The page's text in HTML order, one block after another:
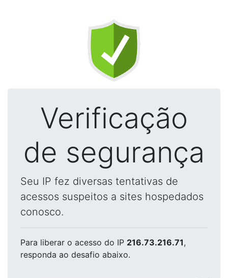
Verificação
de segurança
Seu IP fez diversas tentativas de
acessos suspeitos a sites hospedados
conosco.
Para liberar o acesso do IP 216.73.216.71,
responda ao desafio abaixo.